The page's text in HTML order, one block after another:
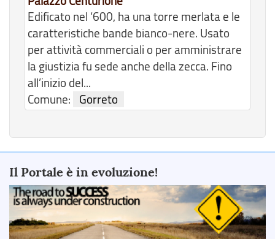
Edificato nel ‘600, ha una torre merlata e le
caratteristiche bande bianco-nere. Usato
per attività commerciali o per amministrare
la giustizia fu sede anche della zecca. Fino
all’inizio del...
Comune:
Gorreto
Il Portale è in evoluzione!